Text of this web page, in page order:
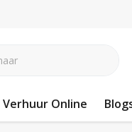
Verhuur Online